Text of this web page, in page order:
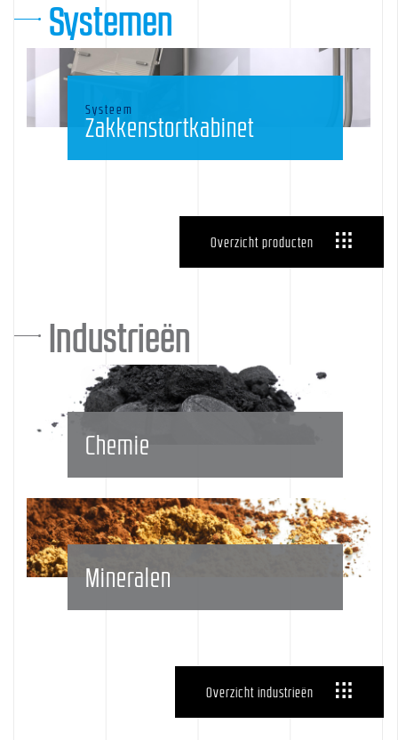
Systemen
Systeem
Zakkenstortkabinet
Overzicht producten
Industrieën
Chemie
Mineralen
Overzicht industrieën